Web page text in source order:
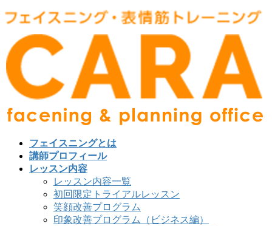
フェイスニングとは
講師プロフィール
レッスン内容
レッスン内容一覧
初回限定トライアルレッスン
笑顔改善プログラム
印象改善プログラム（ビジネス編）